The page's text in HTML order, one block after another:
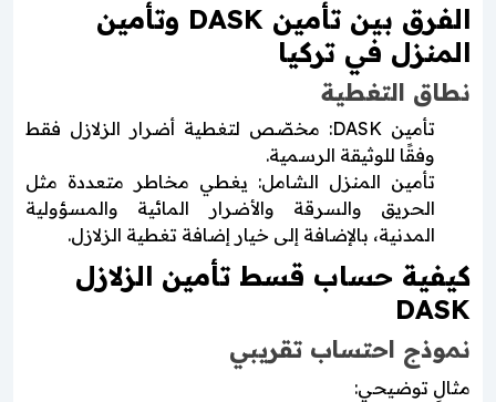
الفرق بين تأمين DASK وتأمين
المنزل في تركيا
نطاق التغطية
تأمين DASK: مخصّص لتغطية أضرار الزلازل فقط
وفقًا للوثيقة الرسمية.
تأمين المنزل الشامل: يغطي مخاطر متعددة مثل
الحريق والسرقة والأضرار المائية والمسؤولية
المدنية، بالإضافة إلى خيار إضافة تغطية الزلازل.
كيفية حساب قسط تأمين الزلازل
DASK
نموذج احتساب تقريبي
مثالٍ توضيحي: